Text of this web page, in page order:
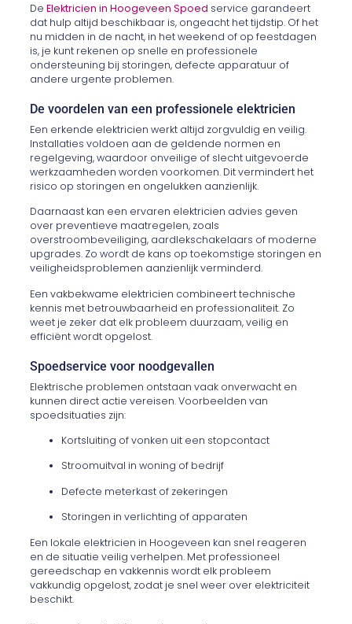
DeElektricien in Hoogeveen Spoed service garandeert
dat hulp altijd beschikbaar is, ongeacht het tijdstip. Of het
nu midden in de nacht, in het weekend of op feestdagen
is, je kunt rekenen op snelle en professionele
ondersteuning bij storingen, defecte apparatuur of
andere urgente problemen.
De voordelen van een professionele elektricien
Een erkende elektricien werkt altijd zorgvuldig en veilig.
Installaties voldoen aan de geldende normen en
regelgeving, waardoor onveilige of slecht uitgevoerde
werkzaamheden worden voorkomen. Dit vermindert het
risico op storingen en ongelukken aanzienlijk.
Daarnaast kan een ervaren elektricien advies geven
over preventieve maatregelen, zoals
overstroombeveiliging, aardlekschakelaars of moderne
upgrades. Zo wordt de kans op toekomstige storingen en
veiligheidsproblemen aanzienlijk verminderd.
Een vakbekwame elektricien combineert technische
kennis met betrouwbaarheid en professionaliteit. Zo
weet je zeker dat elk probleem duurzaam, veilig en
efficiënt wordt opgelost.
Spoedservice voor noodgevallen
Elektrische problemen ontstaan vaak onverwacht en
kunnen direct actie vereisen. Voorbeelden van
spoedsituaties zijn:
Kortsluiting of vonken uit een stopcontact
Stroomuitval in woning of bedrijf
Defecte meterkast of zekeringen
Storingen in verlichting of apparaten
Een lokale elektricien in Hoogeveen kan snel reageren
en de situatie veilig verhelpen. Met professioneel
gereedschap en vakkennis wordt elk probleem
vakkundig opgelost, zodat je snel weer over elektriciteit
beschikt.